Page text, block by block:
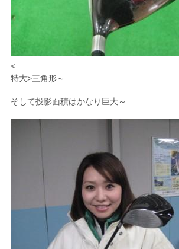
<
特大>三角形～
そして投影面積はかなり巨大～